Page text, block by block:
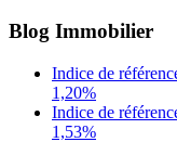
Blog Immobilier
Indice de
1,20%
Indice de
1,53%